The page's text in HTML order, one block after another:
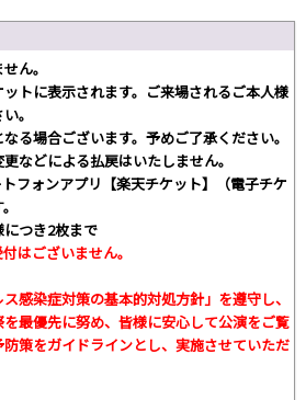
ん。
トに表示されます。ご来場されるご本人様
。
る場合ございます。予めご了承ください。
などによる払戻はいたしません。
フォンアプリ【楽天チケット】（電子チケ
つき2枚まで
はございません。
感染症対策の基本的対処方針」を遵守し、
最優先に努め、皆様に安心して公演をご覧
策をガイドラインとし、実施させていただ